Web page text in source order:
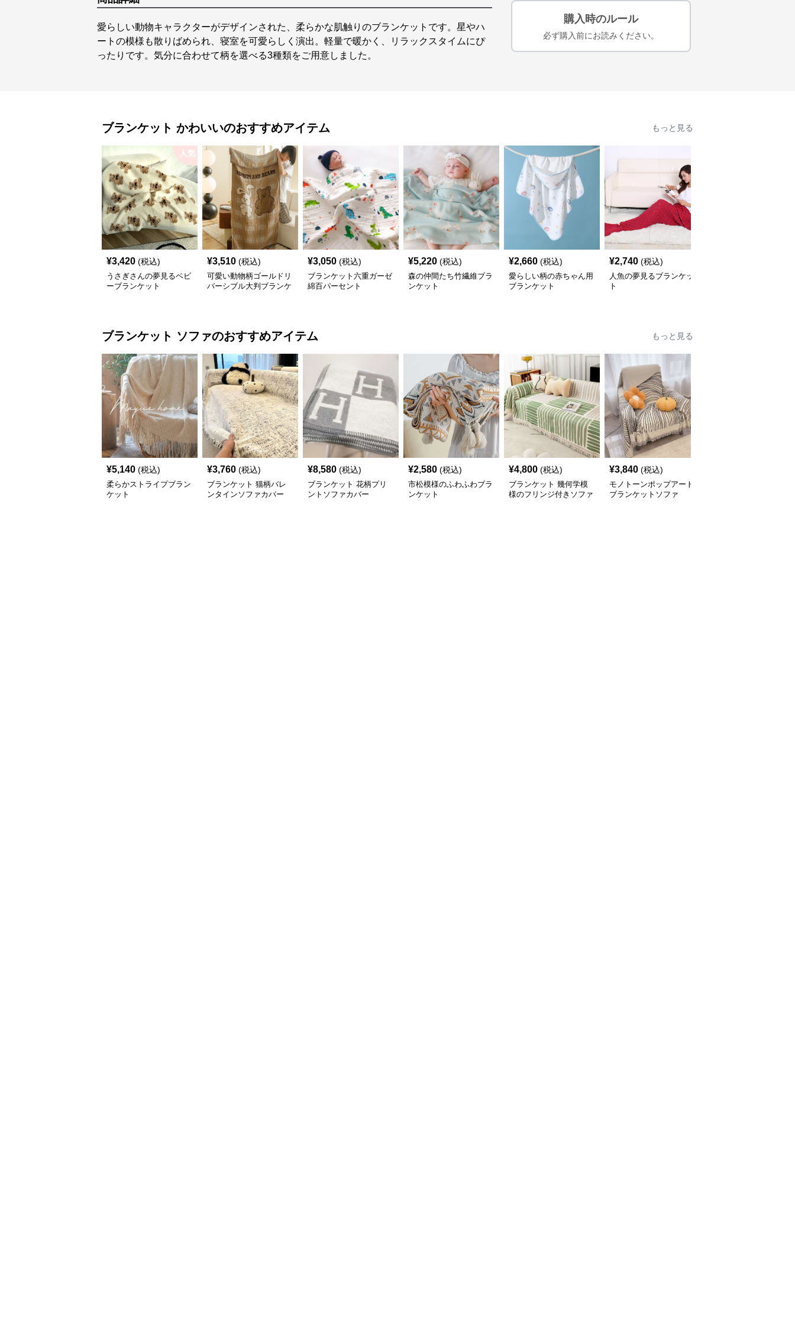
愛らしい動物キャラクターがデザインされた、柔らかな肌触りのブランケットです。星やハ
ートの模様も散りばめられ、寝室を可愛らしく演出。軽量で暖かく、リラックスタイムにぴ
ったりです。気分に合わせて柄を選べる3種類をご用意しました。
購入時のルール
必ず購入前にお読みください。
ブランケット かわいいのおすすめアイテム もっと見る
人気
¥3,420 (税込)
うさぎさんの夢見るベビ
ーブランケット
¥3,510 (税込)
可愛い動物柄ゴールドリ
バーシブル大判ブランケ
¥3,050 (税込)
ブランケット六重ガーゼ
綿百パーセント
¥5,220 (税込)
森の仲間たち竹繊維ブラ
ンケット
¥2,660 (税込)
愛らしい柄の赤ちゃん用
ブランケット
¥2,740 (税込)
人魚の夢見るブランケッ
ト
ブランケット ソファのおすすめアイテム もっと見る
¥5,140 (税込)
柔らかストライプブラン
ケット
¥3,760 (税込)
ブランケット 猫柄バレ
ンタインソファカバー
¥8,580 (税込)
ブランケット 花柄プリ
ントソファカバー
¥2,580 (税込)
市松模様のふわふわブラ
ンケット
¥4,800 (税込)
ブランケット 幾何学模
様のフリンジ付きソファ
¥3,840 (税込)
モノトーンポップアート
ブランケットソファ